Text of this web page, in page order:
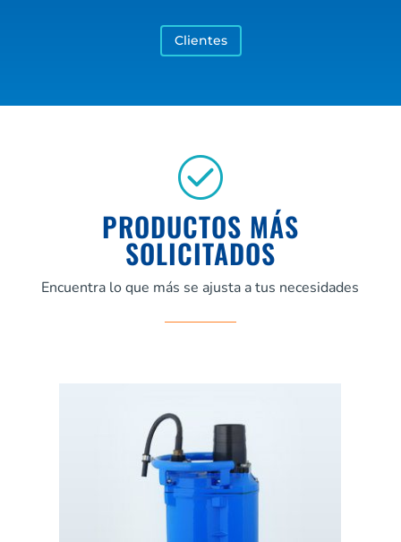
Clientes
PRODUCTOS MÁS
SOLICITADOS
Encuentra lo que más se ajusta a tus necesidades